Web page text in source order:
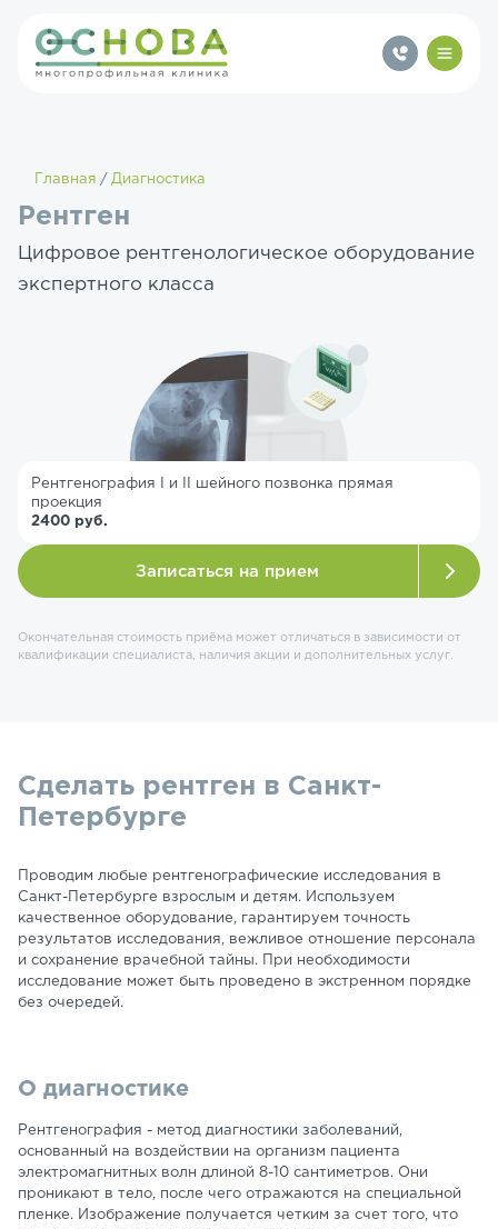
Главная Диагностика
Рентген
Цифровое рентгенологическое оборудование
экспертного класса
Рентгенография I и II шейного позвонка прямая
проекция
2400 руб.
Записаться на прием
Окончательная стоимость приёма может отличаться в зависимости от
квалификации специалиста, наличия акции и дополнительных услуг.
Сделать рентген в Санкт-
Петербурге
Проводим любые рентгенографические исследования в
Санкт-Петербурге взрослым и детям. Используем
качественное оборудование, гарантируем точность
результатов исследования, вежливое отношение персонала
и сохранение врачебной тайны. При необходимости
исследование может быть проведено в экстренном порядке
без очередей.
О диагностике
Рентгенография - метод диагностики заболеваний,
основанный на воздействии на организм пациента
электромагнитных волн длиной 8-10 сантиметров. Они
проникают в тело, после чего отражаются на специальной
пленке. Изображение получается четким за счет того, что